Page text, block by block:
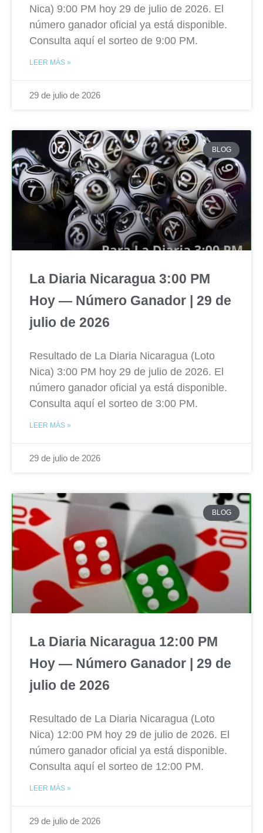
Nica) 9:00 PM hoy 29 de julio de 2026. El
número ganador oficial ya está disponible.
Consulta aquí el sorteo de 9:00 PM.
LEER MÁS »
29 de julio de 2026
BLOG
La Diaria Nicaragua 3:00 PM
Hoy — Número Ganador | 29 de
julio de 2026
Resultado de La Diaria Nicaragua (Loto
Nica) 3:00 PM hoy 29 de julio de 2026. El
número ganador oficial ya está disponible.
Consulta aquí el sorteo de 3:00 PM.
LEER MÁS »
29 de julio de 2026
BLOG
La Diaria Nicaragua 12:00 PM
Hoy — Número Ganador | 29 de
julio de 2026
Resultado de La Diaria Nicaragua (Loto
Nica) 12:00 PM hoy 29 de julio de 2026. El
número ganador oficial ya está disponible.
Consulta aquí el sorteo de 12:00 PM.
LEER MÁS »
29 de julio de 2026